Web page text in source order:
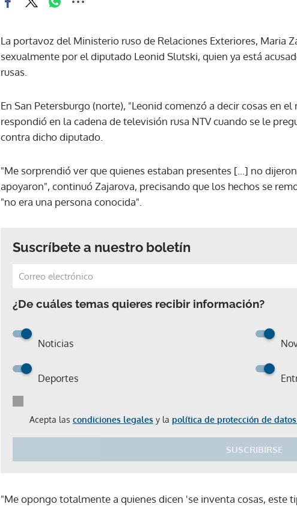
La portavoz del Ministerio ruso de Relaciones Exteriores, Maria
sexualmente por el diputado Leonid Slutski, quien ya está
rusas.
En San Petersburgo (norte), "Leonid comenzó a decir cosas en
respondió en la cadena de televisión rusa NTV cuando se le
contra dicho diputado.
"Me sorprendió ver que quienes estaban presentes [...] no
apoyaron", continuó Zajarova, precisando que los hechos se
"no era una persona conocida".
Suscríbete a nuestro boletín
¿De cuáles temas quieres recibir información?
Noticias
Deportes
Acepta las condiciones legales y la política de protección de datos.
SUSCRIBIRSE
"Me opongo totalmente a quienes dicen 'se inventa cosas, este